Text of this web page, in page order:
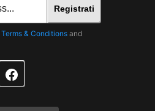
Registrati
Terms & Conditions and